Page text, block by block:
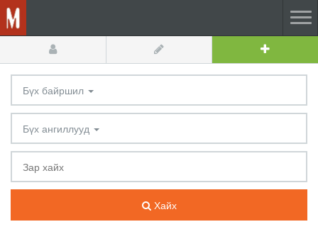
Бүх байршил
Бүх ангиллууд
Хайх